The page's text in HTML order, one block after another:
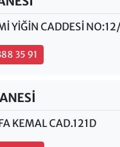
YİĞİN CADDESİ
35 91
KEMAL CAD.121D